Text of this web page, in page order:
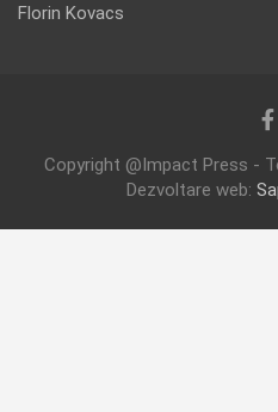
Florin Kovacs
Copyright @Impact Press -
Dezvoltare web: